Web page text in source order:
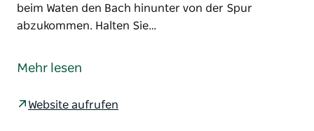
beim Waten den Bach hinunter von der Spur
abzukommen. Halten Sie…
Abenteuerlustige und lässt Sie in kürzester Zeit die
östlichen Ausläufern des Blue Mountains National
Mehr lesen
Website aufrufen